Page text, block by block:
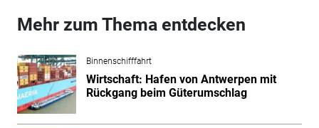
Mehr zum Thema entdecken
Binnenschifffahrt
Wirtschaft: Hafen von Antwerpen mit
Rückgang beim Güterumschlag